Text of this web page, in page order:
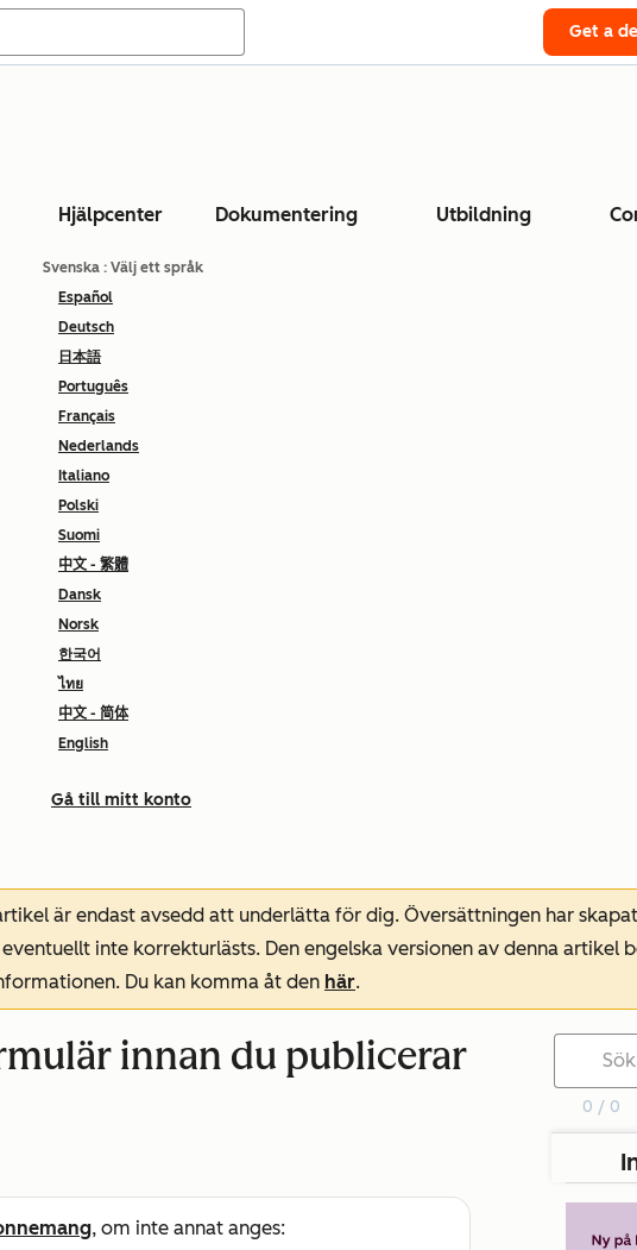
Get a
Hjälpcenter Dokumentering Utbildning
Svenska : Välj ett språk
Español
Deutsch
日本語
Português
Français
Nederlands
Italiano
Polski
Suomi
中文 - 繁體
Dansk
Norsk
한국어
ไทย
中文 - 简体
English
Gå till mitt konto
är endast avsedd att underlätta för dig. Översättningen har
inte korrekturlästs. Den engelska versionen av denna artikel
Du kan komma åt den här.
innan du publicerar
, om inte annat anges:
0 / 0